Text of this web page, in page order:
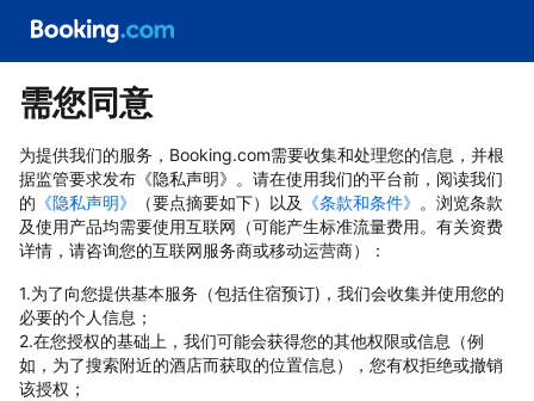
需您同意
为提供我们的服务，Booking.com需要收集和处理您的信息，并根
据监管要求发布《隐私声明》。请在使用我们的平台前，阅读我们
的 《隐私声明》 （要点摘要如下）以及 《条款和条件》 。浏览条款
及使用产品均需要使用互联网（可能产生标准流量费用。有关资费
详情，请咨询您的互联网服务商或移动运营商）：
1.为了向您提供基本服务（包括住宿预订)，我们会收集并使用您的
必要的个人信息；
2.在您授权的基础上，我们可能会获得您的其他权限或信息（例
如，为了搜索附近的酒店而获取的位置信息），您有权拒绝或撤销
该授权；